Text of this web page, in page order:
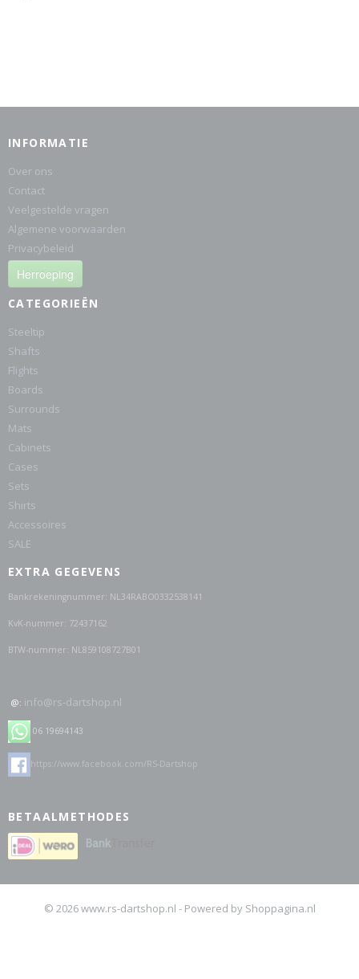
INFORMATIE
Over ons
Contact
Veelgestelde vragen
Algemene voorwaarden
Privacybeleid
Herroeping
CATEGORIEËN
Steeltip
Shafts
Flights
Boards
Surrounds
Mats
Cabinets
Cases
Sets
Shirts
Accessoires
SALE
EXTRA GEGEVENS
Bankrekeningnummer: NL34RABO0332538141
KvK-nummer: 72437162
BTW-nummer: NL859108727B01
@: info@rs-dartshop.nl
06 19694143
https://www.facebook.com/RS-Dartshop
BETAALMETHODES
© 2026 www.rs-dartshop.nl - Powered by Shoppagina.nl